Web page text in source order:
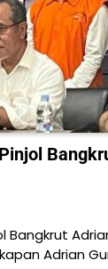
Bangkrut
Adrian